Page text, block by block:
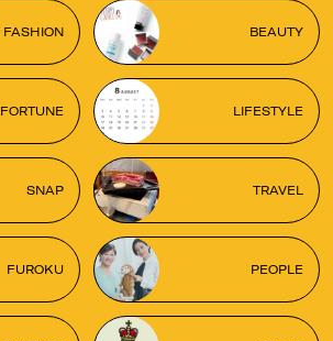
FASHION BEAUTY
FORTUNE LIFESTYLE
SNAP TRAVEL
FUROKU PEOPLE